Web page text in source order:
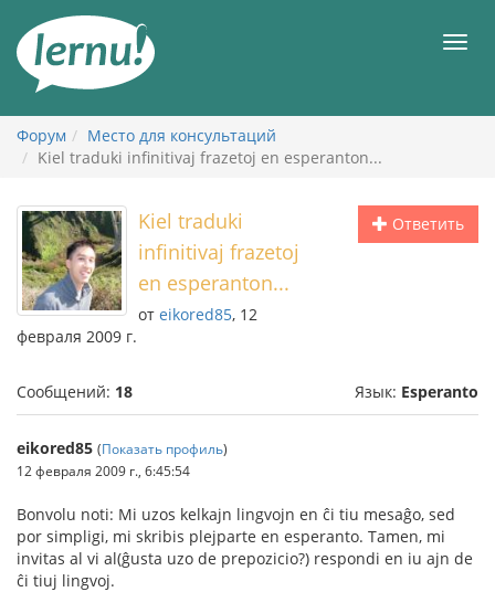
содержанию
Форум
Место для консультаций
Kiel traduki infinitivaj frazetoj en esperanton...
Ответить
Kiel traduki
infinitivaj frazetoj
en esperanton...
от eikored85, 12
февраля 2009 г.
Сообщений: 18 Язык: Esperanto
eikored85 (Показать профиль)
12 февраля 2009 г., 6:45:54
Bonvolu noti: Mi uzos kelkajn lingvojn en ĉi tiu mesaĝo, sed
por simpligi, mi skribis plejparte en esperanto. Tamen, mi
invitas al vi al(ĝusta uzo de prepozicio?) respondi en iu ajn de
ĉi tiuj lingvoj.